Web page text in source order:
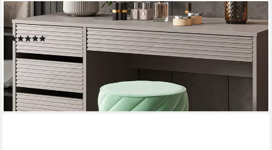
VICCO
Sitzhocker Cherio, Mintgrün, 35 x 64 cm (1 St)
(1)
47,90 € UVP56,90 €
-16%
lieferbar - in 2-3 Werktagen bei dir